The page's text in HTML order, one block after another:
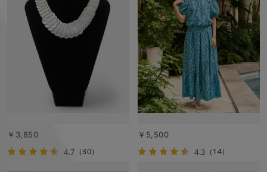
￥3,850
4.7 （30）
￥5,500
4.3 （14）